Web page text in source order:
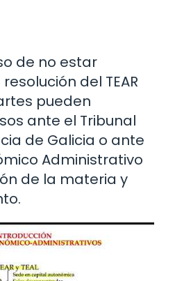
de no estar
del TEAR
pueden
ante el Tribunal
de Galicia o ante
Administrativo
de la materia y